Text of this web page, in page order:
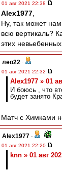
01 авг 2021 22:38
Alex1977
Ну, так может нам
всю вертикаль?
этих
лео22 -
01 авг 2021 22:32
Alex1977 » 01
И боюсь , что
будет занято
Матч с Химками
Alex1977 -
01 авг 2021 22:20
knn » 01 авг